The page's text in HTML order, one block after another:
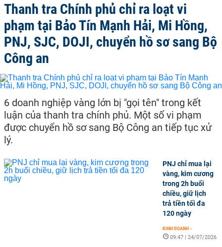
Thanh tra Chính phủ chỉ ra loạt vi
phạm tại Bảo Tín Mạnh Hải, Mi Hồng,
PNJ, SJC, DOJI, chuyển hồ sơ sang Bộ
Công an
6 doanh nghiệp vàng lớn bị "gọi tên" trong kết
luận của thanh tra chính phủ. Một số vi phạm
được chuyển hồ sơ sang Bộ Công an tiếp tục xử
lý.
PNJ chỉ mua lại
vàng, kim cương
trong 2h buổi
chiều, giữ lịch
trả tiền tối đa
120 ngày
KINH DOANH -
09:47 | 24/07/2026